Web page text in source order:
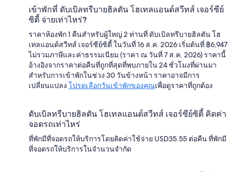
เข้าพักที่ ดับเบิลทรีบายฮิลตัน โฮเทลแอนด์สวีทส์ เจอร์ซีย์
ซิตี้ จ่ายเท่าไหร่?
ราคาห้องพัก 1 คืนสำหรับผู้ใหญ่ 2 ท่านที่ ดับเบิลทรีบายฮิลตัน โฮ
เทลแอนด์สวีทส์ เจอร์ซีย์ซิตี้ ในวันที่ 16 ส.ค. 2026 เริ่มต้นที่ ฿6,947
ไม่รวมภาษีและค่าธรรมเนียม (ราคา ณ วันที่ 7 ส.ค. 2026) ราคานี้
อ้างอิงจากราคาต่อคืนที่ถูกที่สุดที่พบภายใน 24 ชั่วโมงที่ผ่านมา
สำหรับการเข้าพักในช่วง 30 วันข้างหน้า ราคาอาจมีการ
เปลี่ยนแปลง โปรดเลือกวันเข้าพักของคุณเพื่อดูราคาที่ถูกต้อง
ดับเบิลทรีบายฮิลตัน โฮเทลแอนด์สวีทส์ เจอร์ซีย์ซิตี้ คิดค่า
จอดรถเท่าไหร่
ที่พักมีที่จอดรถให้บริการโดยคิดค่าใช้จ่าย USD35.55 ต่อคืน ที่พักมี
ที่จอดรถให้บริการในจำนวนจำกัด